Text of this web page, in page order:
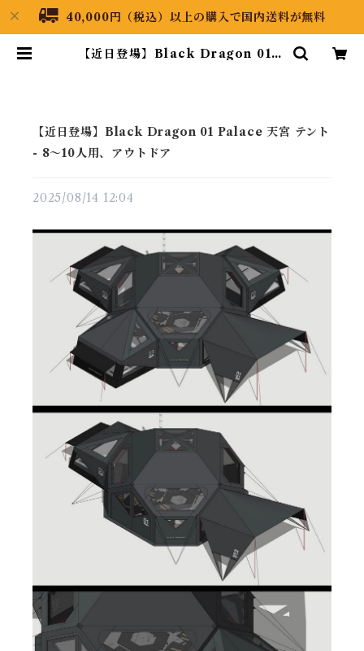
40,000円（税込）以上の購入で国内送料が無料
【近日登場】Black Dragon 01 P
【近日登場】Black Dragon 01 Palace 天宮 テント
- 8～10人用、アウトドア
2025/08/14 12:04